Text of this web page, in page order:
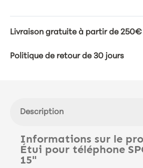
Livraison gratuite à partir de 250€
Politique de retour de 30 jours
Description
Informations sur le
Étui pour téléphone
15"